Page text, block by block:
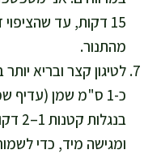
15 דקות, עד
מהתנור.
לטיגון קצר ובריא
כ-1 ס"מ שמן (עדיף
ומגישה מיד, כדי